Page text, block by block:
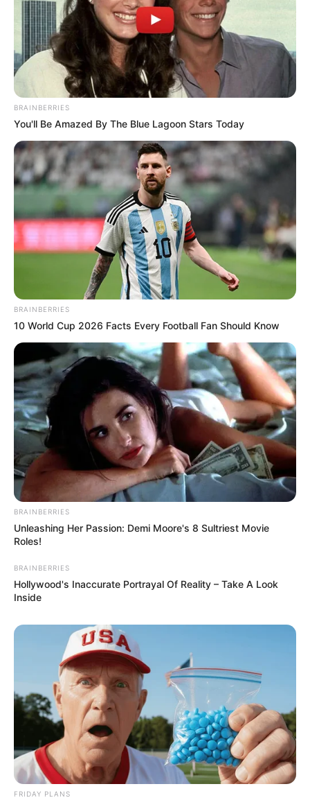
BRAINBERRIES
You'll Be Amazed By The Blue Lagoon Stars Today
BRAINBERRIES
10 World Cup 2026 Facts Every Football Fan Should Know
BRAINBERRIES
Unleashing Her Passion: Demi Moore's 8 Sultriest Movie
Roles!
BRAINBERRIES
Hollywood's Inaccurate Portrayal Of Reality – Take A Look
Inside
FRIDAY PLANS